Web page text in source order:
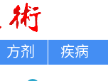
方剂 疾病